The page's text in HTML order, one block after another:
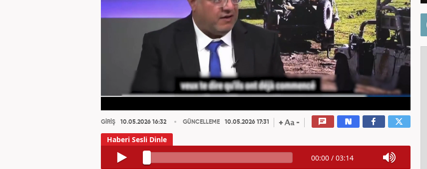
GİRİŞ 10.05.2026 16:32 GÜNCELLEME 10.05.2026 17:31
00:00 / 03:14